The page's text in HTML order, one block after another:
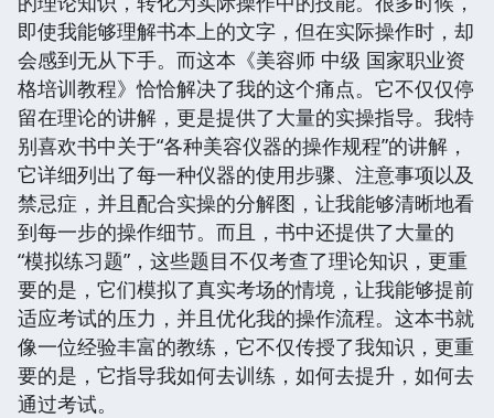
即使我能够理解书本上的文字，但在实际操作时，却
会感到无从下手。而这本《美容师 中级 国家职业资
格培训教程》恰恰解决了我的这个痛点。它不仅仅停
留在理论的讲解，更是提供了大量的实操指导。我特
别喜欢书中关于“各种美容仪器的操作规程”的讲解，
它详细列出了每一种仪器的使用步骤、注意事项以及
禁忌症，并且配合实操的分解图，让我能够清晰地看
到每一步的操作细节。而且，书中还提供了大量的
“模拟练习题”，这些题目不仅考查了理论知识，更重
要的是，它们模拟了真实考场的情境，让我能够提前
适应考试的压力，并且优化我的操作流程。这本书就
像一位经验丰富的教练，它不仅传授了我知识，更重
要的是，它指导我如何去训练，如何去提升，如何去
通过考试。